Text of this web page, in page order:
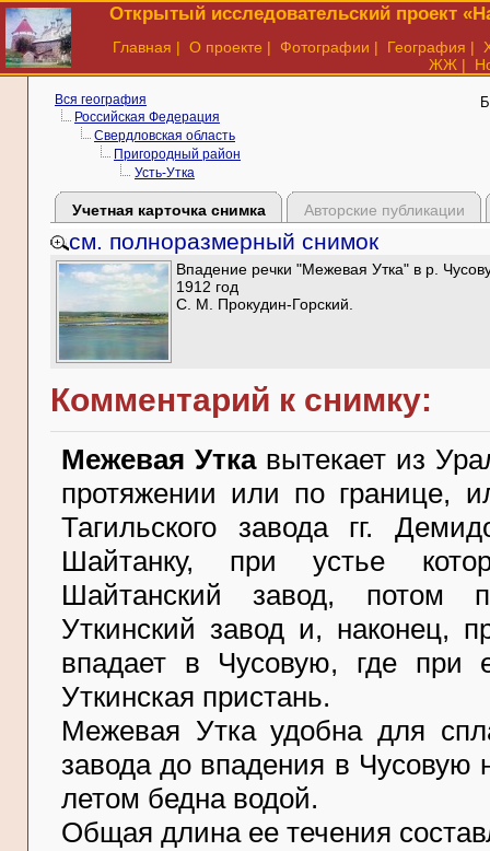
Открытый исследовательский проект
Главная | О проекте | Фотографии | География |
ЖЖ |
Вся география
Российская Федерация
Свердловская область
Пригородный район
Усть-Утка
Учетная карточка снимка Авторские публикации
см. полноразмерный снимок
Впадение речки "Межевая Утка" в р.
1912 год
С. М. Прокудин-Горский.
Комментарий к снимку:
Межевая Уткавытекает из
протяжении или по границе,
Тагильского завода гг.
Шайтанку, при устье
Шайтанский завод, потом
Уткинский завод и, наконец,
впадает в Чусовую, где при
Уткинская пристань.
Межевая Утка удобна для
завода до впадения в Чусовую
летом бедна водой.
Общая длина ее течения